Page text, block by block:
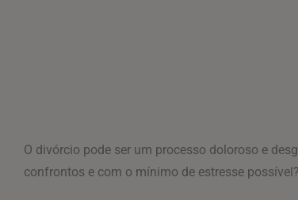
O divórcio pode ser um processo doloroso e
confrontos e com o mínimo de estresse possível?